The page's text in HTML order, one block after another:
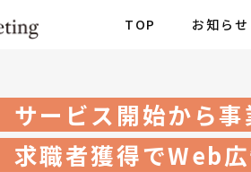
TOP お知らせ
サービス開始から
求職者獲得でWeb